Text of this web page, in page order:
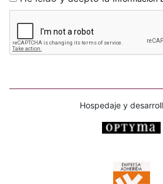
Hospedaje y